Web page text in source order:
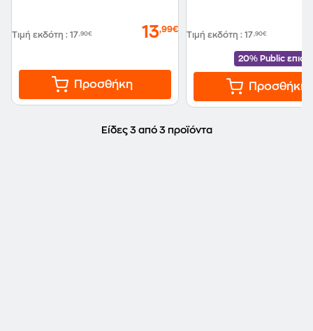
Τιμή εκδότη : 17,90€ 13,99€
Προσθήκη
Τιμή εκδότη : 17,90€
20% Public
Προσθήκη
Είδες 3 από 3 προϊόντα